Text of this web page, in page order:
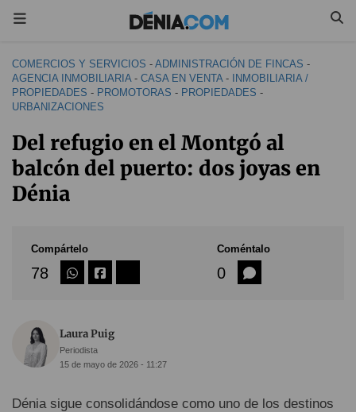
COMERCIOS Y SERVICIOS - ADMINISTRACIÓN DE FINCAS -
AGENCIA INMOBILIARIA- CASA EN VENTA-
INMOBILIARIA /
PROPIEDADES - PROMOTORAS - PROPIEDADES -
URBANIZACIONES
Del refugio en el Montgó al
balcón del puerto: dos joyas en
Dénia
Compártelo
78
Coméntalo
0
Laura Puig
Periodista
15 de mayo de 2026 - 11:27
Dénia sigue consolidándose como uno de los destinos